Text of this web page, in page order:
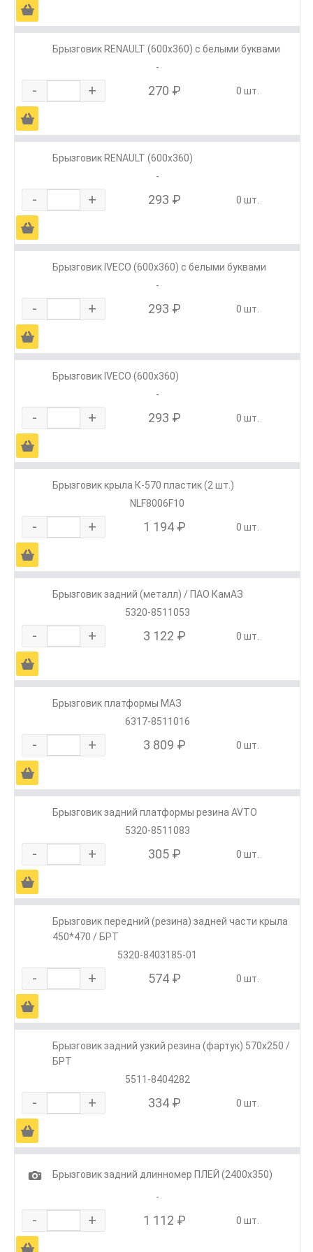
Ä
Брызговик RENAULT (600х360) с белыми буквами
-
- + 270 ₽ 0 шт.
Ä
Брызговик RENAULT (600х360)
-
- + 293 ₽ 0 шт.
Ä
Брызговик IVECO (600х360) с белыми буквами
-
- + 293 ₽ 0 шт.
Ä
Брызговик IVECO (600х360)
-
- + 293 ₽ 0 шт.
Ä
Брызговик крыла К-570 пластик (2 шт.)
NLF8006F10
- + 1 194 ₽ 0 шт.
Ä
Брызговик задний (металл) / ПАО КамАЗ
5320-8511053
- + 3 122 ₽ 0 шт.
Ä
Брызговик платформы МАЗ
6317-8511016
- + 3 809 ₽ 0 шт.
Ä
Брызговик задний платформы резина AVTO
5320-8511083
- + 305 ₽ 0 шт.
Ä
Брызговик передний (резина) задней части крыла
450*470 / БРТ
5320-8403185-01
- + 574 ₽ 0 шт.
Ä
Брызговик задний узкий резина (фартук) 570х250 /
БРТ
5511-8404282
- + 334 ₽ 0 шт.
Ä
1
Брызговик задний длинномер ПЛЕЙ (2400х350)
-
- + 1 112 ₽ 0 шт.
Ä